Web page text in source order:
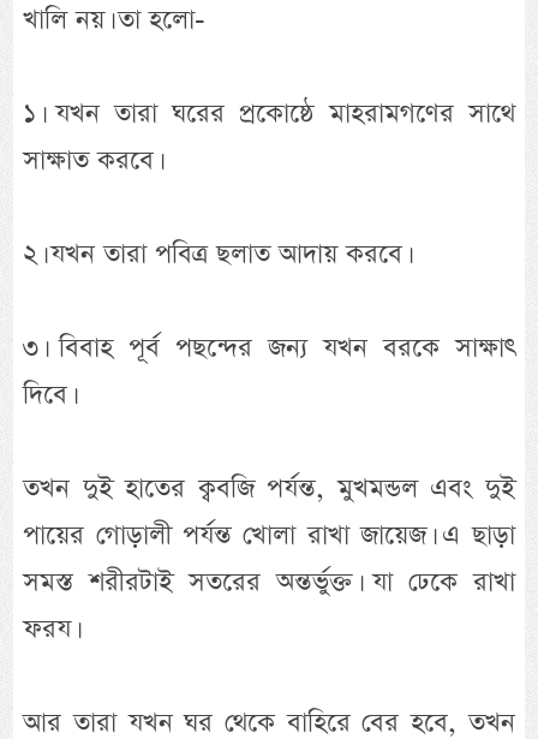
খালি নয়। তা হলো-
১। যখন তারা ঘরের প্রকোষ্ঠে মাহরামগণের সাথে
সাক্ষাত করবে।
২। যখন তারা পবিত্র ছলাত আদায় করবে।
৩। বিবাহ পূর্ব পছন্দের জন্য যখন বরকে সাক্ষাৎ
দিবে।
তখন দুই হাতের ক্ববজি পর্যন্ত, মুখমন্ডল এবং দুই
পায়ের গোড়ালী পর্যন্ত খোলা রাখা জায়েজ। এ ছাড়া
সমস্ত শরীরটাই সতরের অন্তর্ভুক্ত। যা ঢেকে রাখা
ফরয।
আর তারা যখন ঘর থেকে বাহিরে বের হবে, তখন